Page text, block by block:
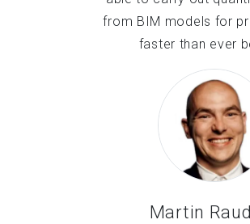
from BIM models for
faster than ever
Martin